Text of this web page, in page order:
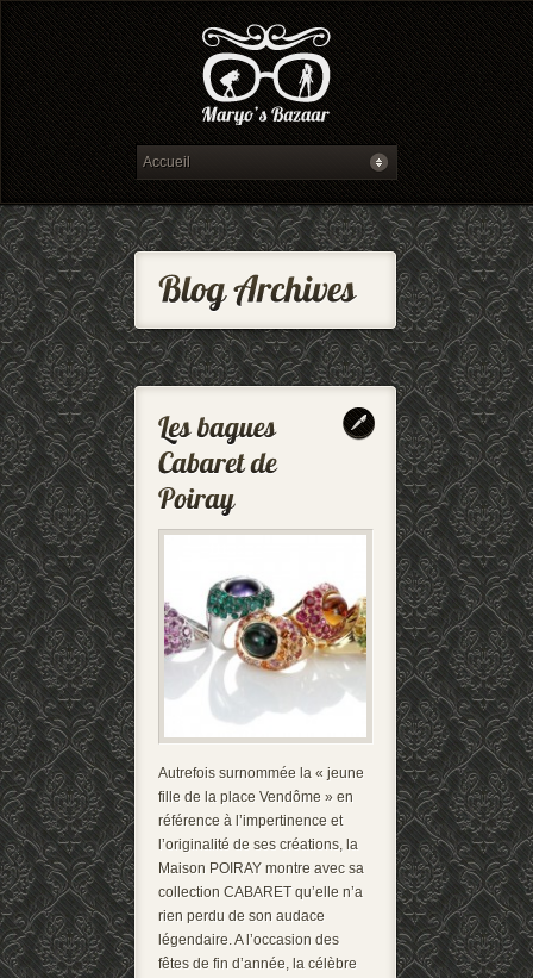
Autrefois surnommée la « jeune
fille de la place Vendôme » en
référence à l’impertinence et
l’originalité de ses créations, la
Maison POIRAY montre avec sa
collection CABARET qu’elle n’a
rien perdu de son audace
légendaire. A l’occasion des
fêtes de fin d’année, la célèbre